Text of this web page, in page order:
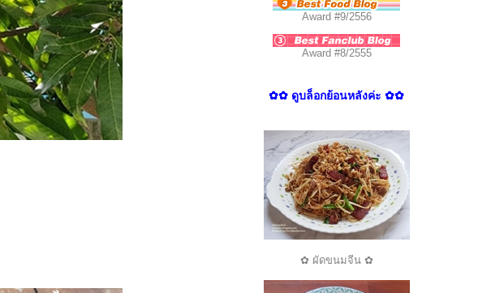
Award #9/2556
Award #8/2555
✿✿ ดูบล็อกย้อนหลังค่ะ ✿✿
✿ ผัดขนมจีน ✿